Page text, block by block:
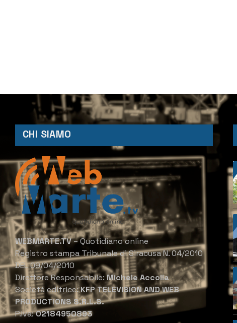
CHI SIAMO
WEBMARTE.TV– Quotidiano online
Registro stampa Tribunale di Siracusa N. 04/2010
DEL 09/04/2010
Direttore Responsabile:Michele Accolla
Società editrice:KFP TELEVISION AND WEB
PRODUCTIONS S.R.L.S.
P.Iva:02184950893